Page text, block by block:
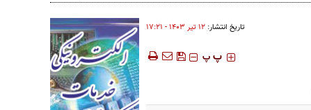
تاریخ انتشار: ۱۲ تير ۱۴۰۳ - ۱۷:۲۱
‍‍‍ پ پ